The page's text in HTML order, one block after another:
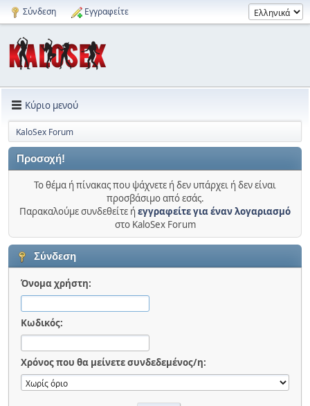
Σύνδεση Εγγραφείτε
Κύριο μενού
KaloSex Forum
Προσοχή!
Το θέμα ή πίνακας που ψάχνετε ή δεν υπάρχει ή δεν είναι
προσβάσιμο από εσάς.
Παρακαλούμε συνδεθείτε ήεγγραφείτε για έναν λογαριασμό
στο KaloSex Forum
Σύνδεση
Όνομα χρήστη:
Κωδικός:
Χρόνος που θα μείνετε συνδεδεμένος/η: